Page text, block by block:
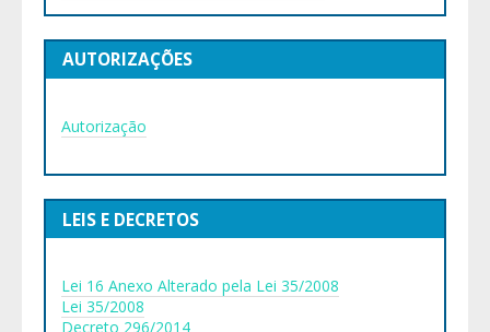
AUTORIZAÇÕES
Autorização
LEIS E DECRETOS
Lei 16 Anexo Alterado pela Lei 35/2008
Lei 35/2008
Decreto 296/2014